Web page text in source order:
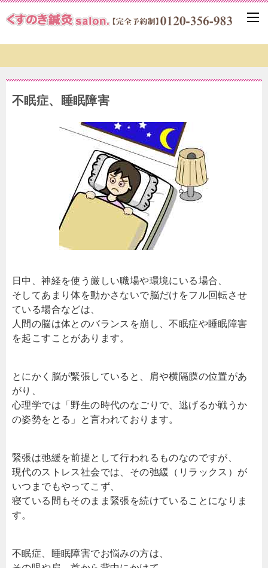
不眠症、睡眠障害
日中、神経を使う厳しい職場や環境にいる場合、
そしてあまり体を動かさないで脳だけをフル回転させ
ている場合などは、
人間の脳は体とのバランスを崩し、不眠症や睡眠障害
を起こすことがあります。
とにかく脳が緊張していると、肩や横隔膜の位置があ
がり、
心理学では「野生の時代のなごりで、逃げるか戦うか
の姿勢をとる」と言われております。
緊張は弛緩を前提として行われるものなのですが、
現代のストレス社会では、その弛緩（リラックス）が
いつまでもやってこず、
寝ている間もそのまま緊張を続けていることになりま
す。
不眠症、睡眠障害でお悩みの方は、